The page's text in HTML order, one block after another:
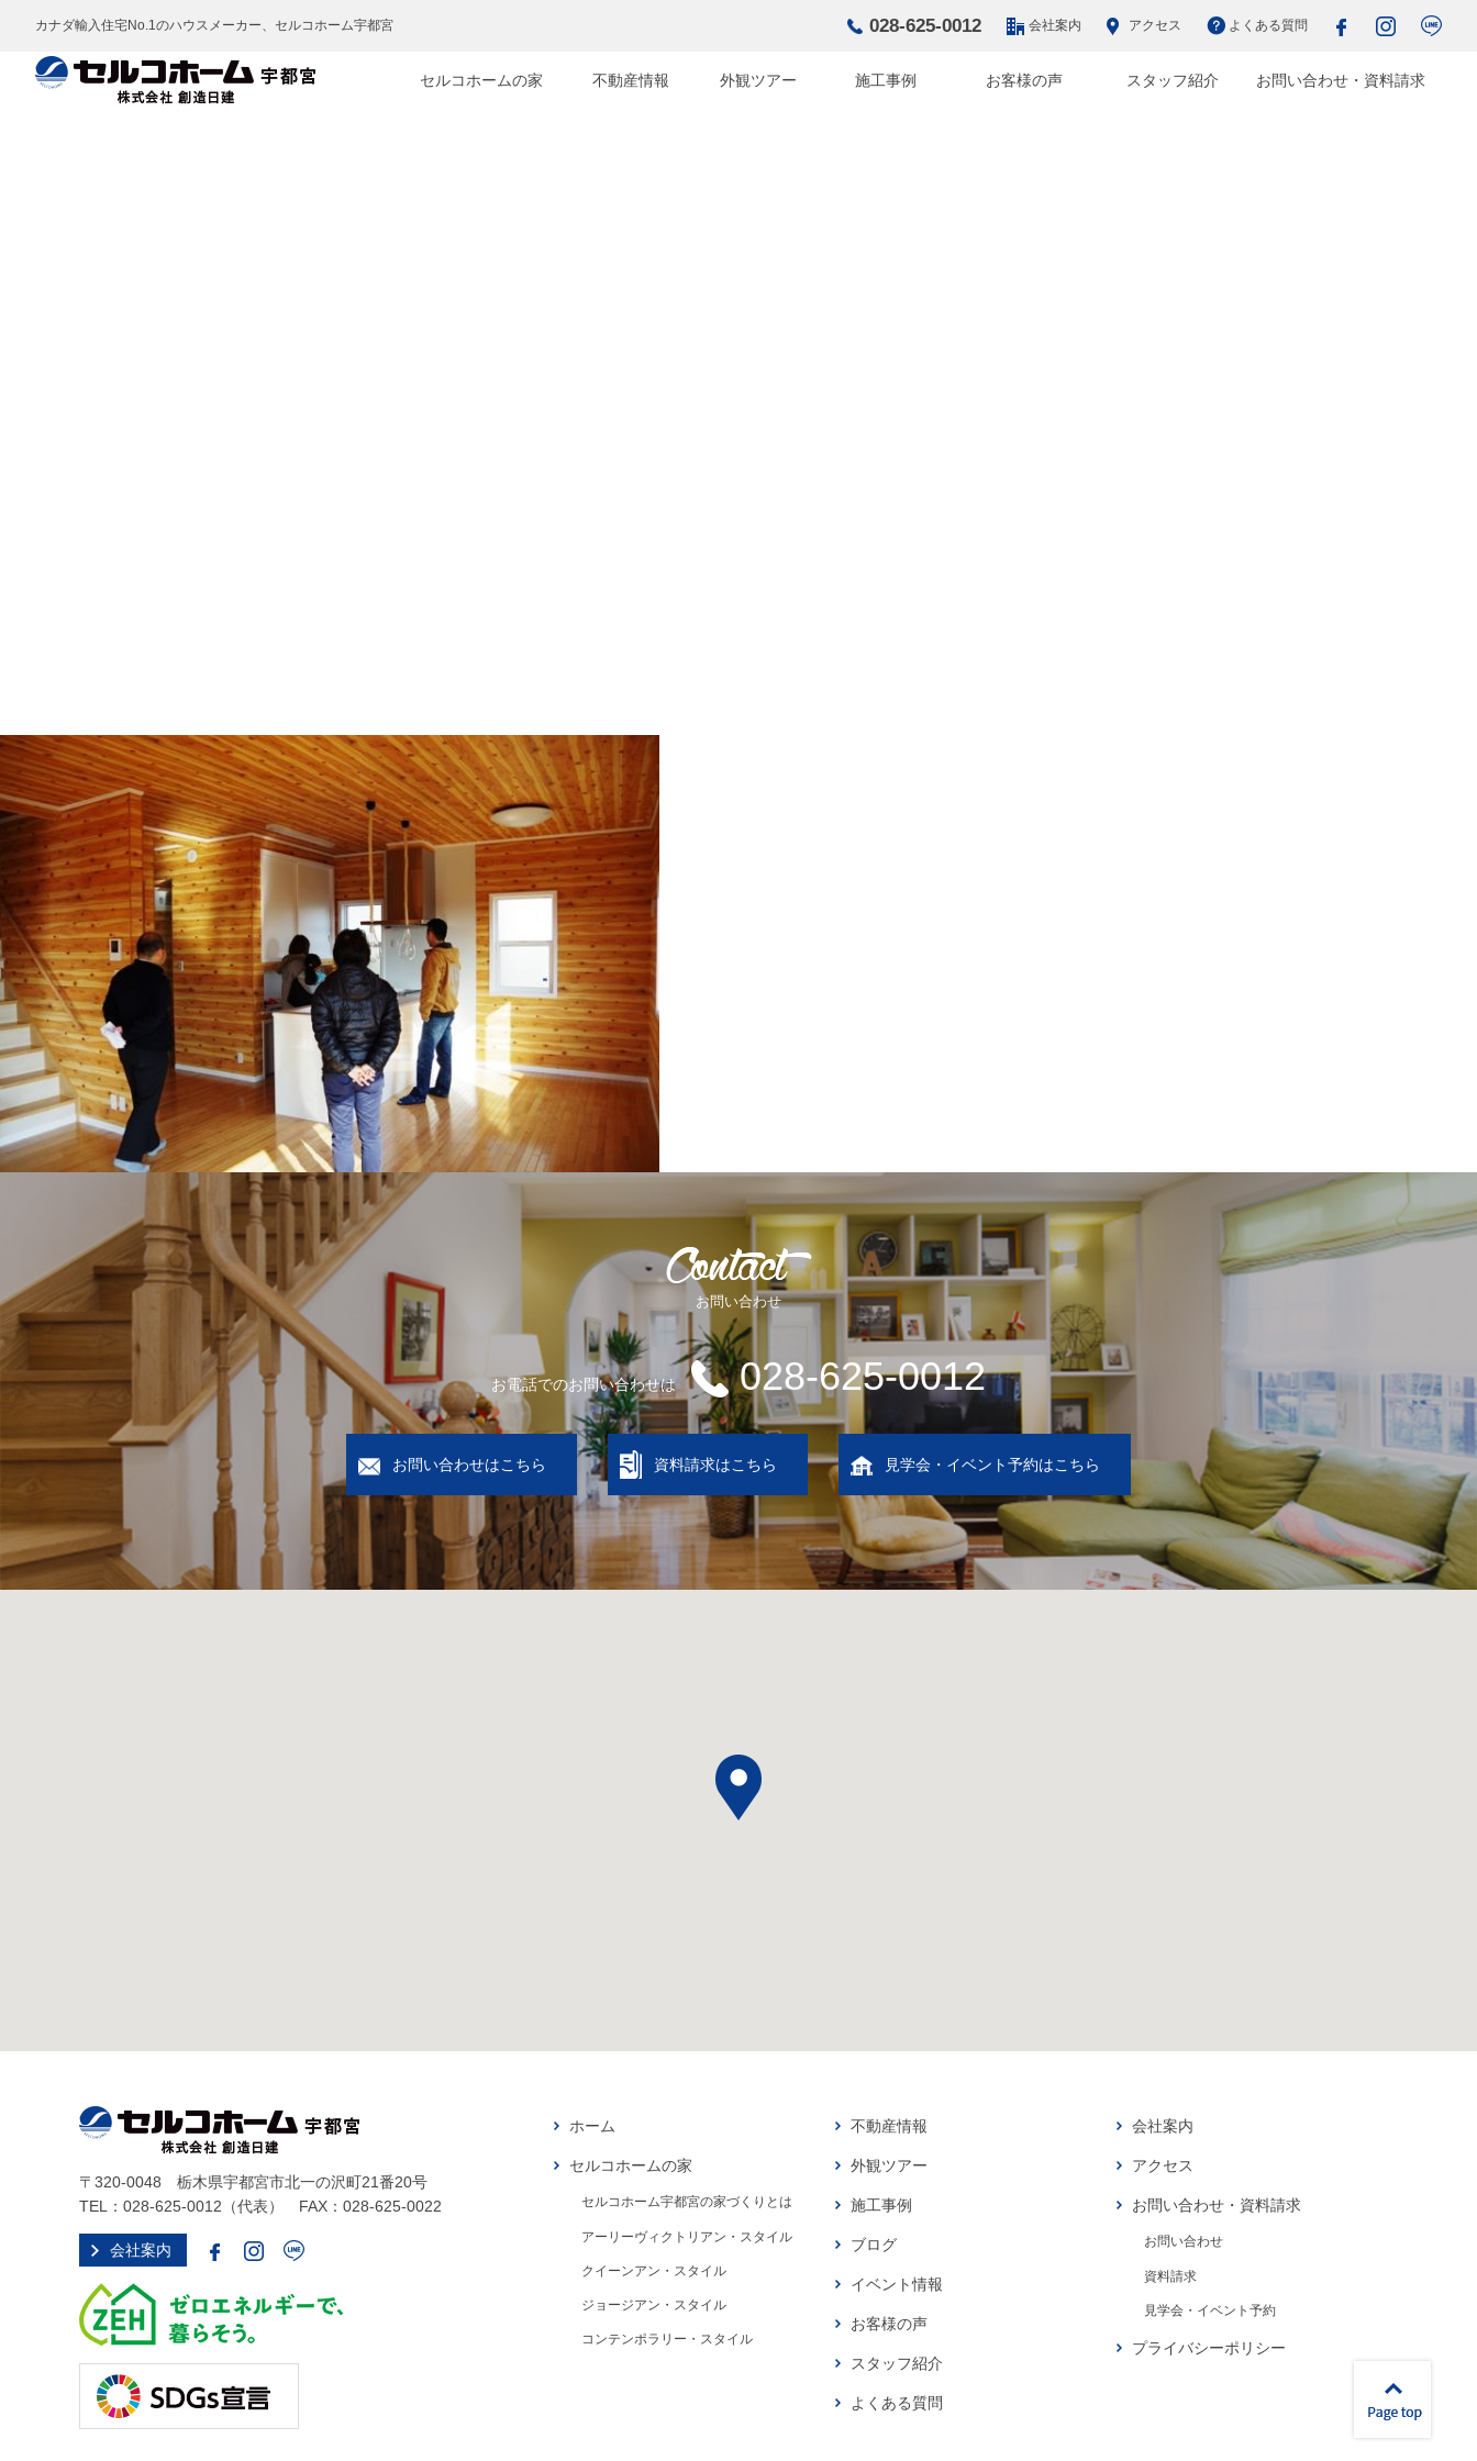
カナダ輸入住宅No.1のハウスメーカー、セルコホーム宇都宮 028-625-0012 会社案内 アクセス よくある質問
セルコホームの家 不動産情報 外観ツアー 施工事例 お客様の声 スタッフ紹介 お問い合わせ・資料請求
お問い合わせ
お電話でのお問い合わせは 028-625-0012
お問い合わせはこちら 資料請求はこちら 見学会・イベント予約はこちら
ホーム
セルコホームの家
セルコホーム宇都宮の家づくりとは
アーリーヴィクトリアン・スタイル
クイーンアン・スタイル
ジョージアン・スタイル
コンテンポラリー・スタイル
不動産情報
外観ツアー
施工事例
ブログ
イベント情報
お客様の声
スタッフ紹介
よくある質問
会社案内
アクセス
お問い合わせ・資料請求
お問い合わせ
資料請求
見学会・イベント予約
プライバシーポリシー
〒320-0048 栃木県宇都宮市北一の沢町21番20号
TEL： 028-625-0012 （代表） FAX：028-625-0022
会社案内